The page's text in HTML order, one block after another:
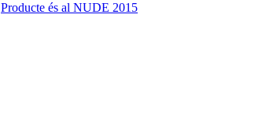
Producte és al NUDE 2015